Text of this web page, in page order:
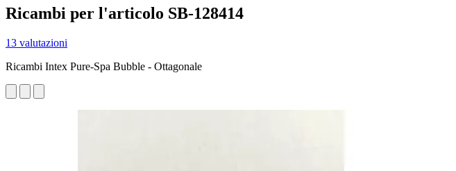
Ricambi per l'articolo SB-128414
13 valutazioni
Ricambi Intex Pure-Spa Bubble - Ottagonale